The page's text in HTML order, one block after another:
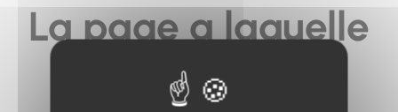
La page a laquelle
vous cherchez à